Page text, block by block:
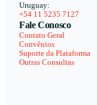
Uruguay:
+54 11 5235 7127
Fale Conosco
Contato Geral
Convênios
Suporte da Plataforma
Outras Consultas